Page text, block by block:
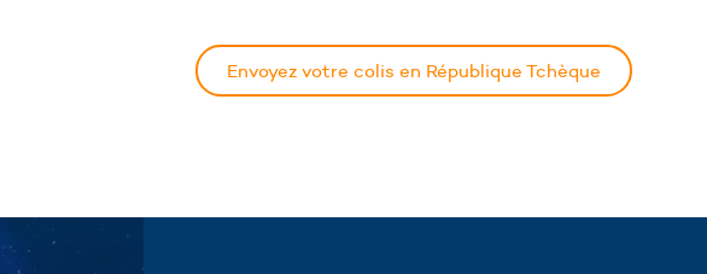
Envoyez votre colis en République Tchèque